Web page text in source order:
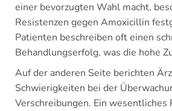
einer bevorzugten Wahl macht,
Resistenzen gegen Amoxicillin
Patienten beschreiben oft einen
Behandlungserfolg, was die hohe
Auf der anderen Seite berichten
Schwierigkeiten bei der
Verschreibungen. Ein